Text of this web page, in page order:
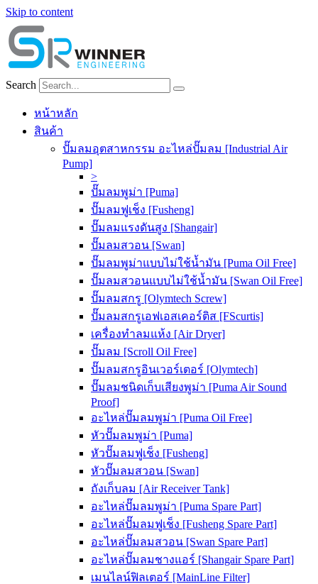
Skip to content
Search
หน้าหลัก
สินค้า
ปั๊มลมอุตสาหกรรม อะไหล่ปั๊มลม [Industrial Air
Pump]
>
ปั๊มลมพูม่า [Puma]
ปั๊มลมฟูเช็ง [Fusheng]
ปั๊มลมแรงดันสูง [Shangair]
ปั๊มลมสวอน [Swan]
ปั๊มลมพูม่าแบบไม่ใช้น้ำมัน [Puma Oil Free]
ปั๊มลมสวอนแบบไม่ใช้น้ำมัน [Swan Oil Free]
ปั๊มลมสกรู [Olymtech Screw]
ปั๊มลมสกรูเอฟเอสเคอร์ติส [FScurtis]
เครื่องทำลมแห้ง [Air Dryer]
ปั๊มลม [Scroll Oil Free]
ปั๊มลมสกรูอินเวอร์เตอร์ [Olymtech]
ปั๊มลมชนิดเก็บเสียงพูม่า [Puma Air Sound
Proof]
อะไหล่ปั๊มลมพูม่า [Puma Oil Free]
หัวปั๊มลมพูม่า [Puma]
หัวปั๊มลมฟูเช็ง [Fusheng]
หัวปั๊มลมสวอน [Swan]
ถังเก็บลม [Air Receiver Tank]
อะไหล่ปั๊มลมพูม่า [Puma Spare Part]
อะไหล่ปั๊มลมฟูเช็ง [Fusheng Spare Part]
อะไหล่ปั๊มลมสวอน [Swan Spare Part]
อะไหล่ปั๊มลมชางแอร์ [Shangair Spare Part]
เมนไลน์ฟิลเตอร์ [MainLine Filter]